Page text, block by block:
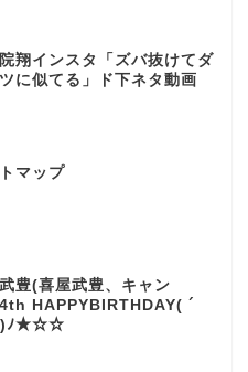
翔インスタ「ズバ抜けてダ
に似てる」ド下ネタ動画
マップ
豊(喜屋武豊、キャン
HAPPYBIRTHDAY( ´
ﾉ★☆☆